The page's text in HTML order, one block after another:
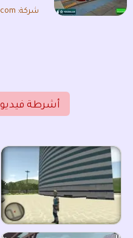
شركة: gamedistribution.com
أشرطة فيديو